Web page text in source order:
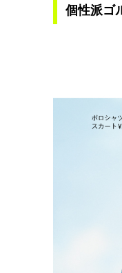
個性派ゴ